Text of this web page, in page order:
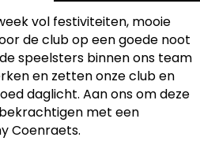
vol festiviteiten, mooie
de club op een goede noot
speelsters binnen ons team
en zetten onze club en
daglicht. Aan ons om deze
met een
Coenraets.